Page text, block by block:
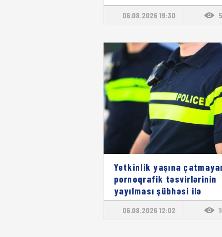
06.08.2026 19:30
Yetkinlik yaşına
pornoqrafik təsvirlərinin
yayılması şübhəsi ilə
yeniyetmə saxlanılıb
06.08.2026 12:02